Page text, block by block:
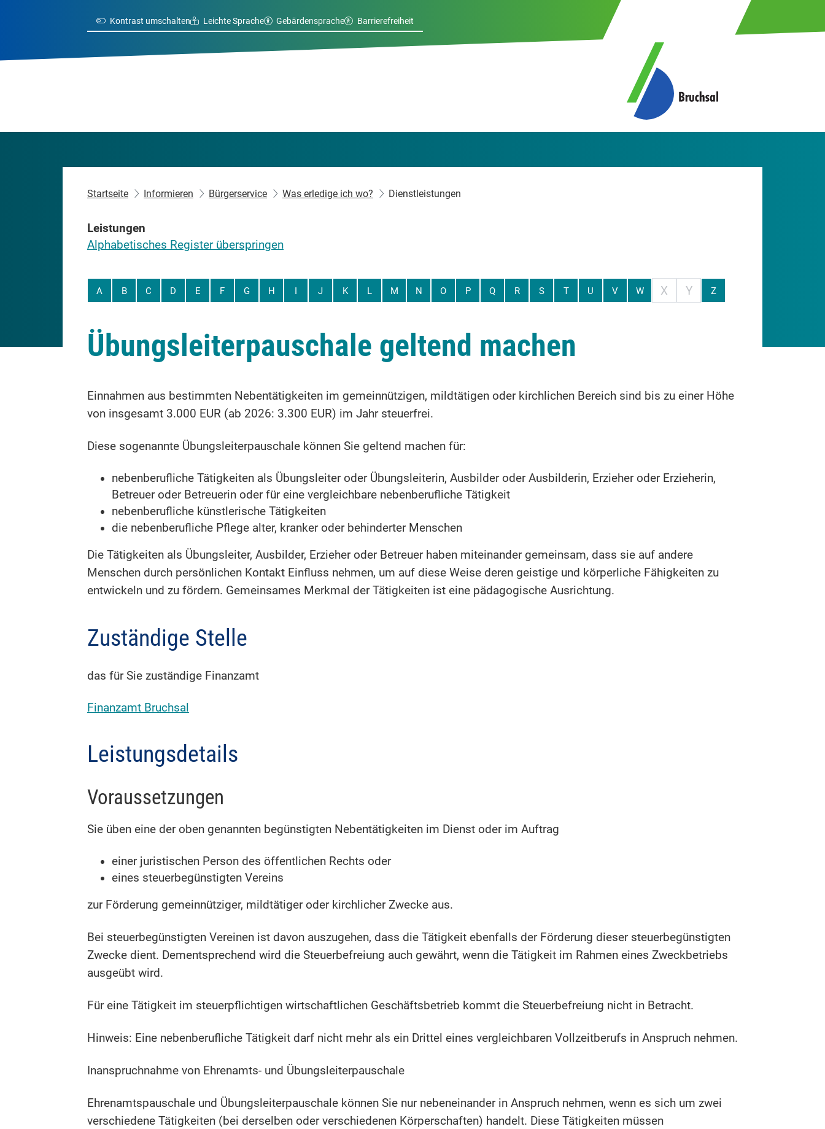
Kontrast umschalten Leichte Sprache Gebärdensprache Barrierefreiheit
Startseite Informieren Bürgerservice Was erledige ich wo? Dienstleistungen
Leistungen
Alphabetisches Register überspringen
A B C D E F G H I J K L M N O P Q R S T U V W X Y Z
Übungsleiterpauschale geltend machen
Einnahmen aus bestimmten Nebentätigkeiten im gemeinnützigen, mildtätigen oder kirchlichen Bereich sind bis zu einer Höhe
von insgesamt 3.000 EUR (ab 2026: 3.300 EUR) im Jahr steuerfrei.
Diese sogenannte Übungsleiterpauschale können Sie geltend machen für:
nebenberufliche Tätigkeiten als Übungsleiter oder Übungsleiterin, Ausbilder oder Ausbilderin, Erzieher oder Erzieherin,
Betreuer oder Betreuerin oder für eine vergleichbare nebenberufliche Tätigkeit
nebenberufliche künstlerische Tätigkeiten
die nebenberufliche Pflege alter, kranker oder behinderter Menschen
Die Tätigkeiten als Übungsleiter, Ausbilder, Erzieher oder Betreuer haben miteinander gemeinsam, dass sie auf andere
Menschen durch persönlichen Kontakt Einfluss nehmen, um auf diese Weise deren geistige und körperliche Fähigkeiten zu
entwickeln und zu fördern. Gemeinsames Merkmal der Tätigkeiten ist eine pädagogische Ausrichtung.
Zuständige Stelle
das für Sie zuständige Finanzamt
Finanzamt Bruchsal
Leistungsdetails
Voraussetzungen
Sie üben eine der oben genannten begünstigten Nebentätigkeiten im Dienst oder im Auftrag
einer juristischen Person des öffentlichen Rechts oder
eines steuerbegünstigten Vereins
zur Förderung gemeinnütziger, mildtätiger oder kirchlicher Zwecke aus.
Bei steuerbegünstigten Vereinen ist davon auszugehen, dass die Tätigkeit ebenfalls der Förderung dieser steuerbegünstigten
Zwecke dient. Dementsprechend wird die Steuerbefreiung auch gewährt, wenn die Tätigkeit im Rahmen eines Zweckbetriebs
ausgeübt wird.
Für eine Tätigkeit im steuerpflichtigen wirtschaftlichen Geschäftsbetrieb kommt die Steuerbefreiung nicht in Betracht.
Hinweis: Eine nebenberufliche Tätigkeit darf nicht mehr als ein Drittel eines vergleichbaren Vollzeitberufs in Anspruch nehmen.
Inanspruchnahme von Ehrenamts- und Übungsleiterpauschale
Ehrenamtspauschale und Übungsleiterpauschale können Sie nur nebeneinander in Anspruch nehmen, wenn es sich um zwei
verschiedene Tätigkeiten (bei derselben oder verschiedenen Körperschaften) handelt. Diese Tätigkeiten müssen